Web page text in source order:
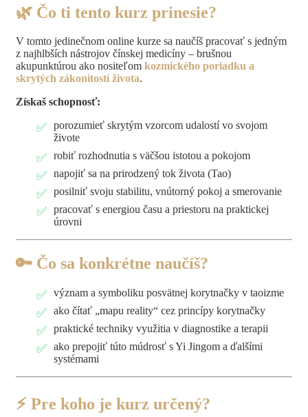
🌿 Čo ti tento kurz prinesie?
V tomto jedinečnom online kurze sa naučíš pracovať s jedným
z najhlbších nástrojov čínskej medicíny – brušnou
akupunktúrou ako nositeľom kozmického poriadku a
skrytých zákonitostí života.
Získaš schopnosť:
porozumieť skrytým vzorcom udalostí vo svojom
živote
robiť rozhodnutia s väčšou istotou a pokojom
napojiť sa na prirodzený tok života (Tao)
posilniť svoju stabilitu, vnútorný pokoj a smerovanie
pracovať s energiou času a priestoru na praktickej
úrovni
🔑 Čo sa konkrétne naučíš?
význam a symboliku posvätnej korytnačky v taoizme
ako čítať „mapu reality“ cez princípy korytnačky
praktické techniky využitia v diagnostike a terapii
ako prepojiť túto múdrosť s Yi Jingom a ďalšími
systémami
⚡ Pre koho je kurz určený?